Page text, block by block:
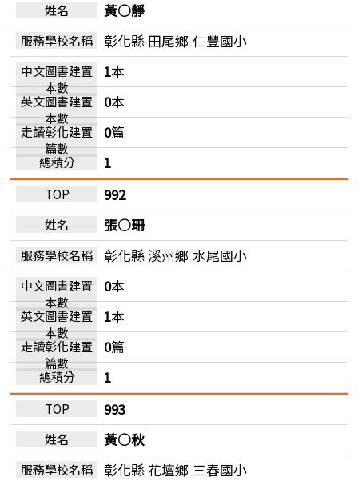
黃○靜
彰化縣 田尾鄉 仁豐國小
1本
0本
0篇
1
992
張○珊
彰化縣 溪州鄉 水尾國小
0本
1本
0篇
1
993
黃○秋
彰化縣 花壇鄉 三春國小